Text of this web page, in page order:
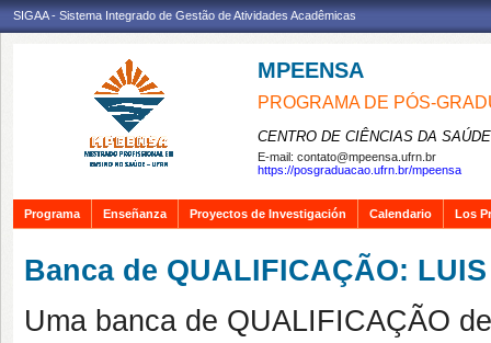
SIGAA - Sistema Integrado de Gestão de Atividades Acadêmicas
MPEENSA
PROGRAMA DE PÓS-
CENTRO DE CIÊNCIAS DA SAÚDE
E-mail: contato@mpeensa.ufrn.br
https://posgraduacao.ufrn.br/mpeensa
Programa Enseñanza Proyectos de Investigación Calendario Los
Banca de QUALIFICAÇÃO:
Uma banca de QUALIFICAÇÃO